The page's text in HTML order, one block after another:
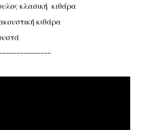
κλασική κιθάρα
κιθάρα